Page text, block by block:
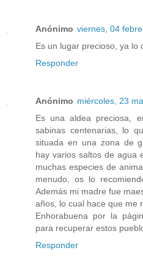
Anónimo viernes, 04
Es un lugar precioso, ya lo
Responder
Anónimo miércoles, 23
Es una aldea preciosa,
sabinas centenarias, lo
situada en una zona de
hay varios saltos de agua
muchas especies de
menudo, os lo
Además mi madre fue
años, lo cual hace que me
Enhorabuena por la
para recuperar estos
Responder